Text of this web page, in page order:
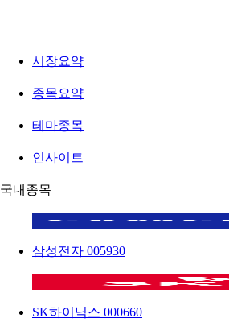
시장요약
종목요약
테마종목
인사이트
국내종목
삼성전자 005930
SK하이닉스 000660